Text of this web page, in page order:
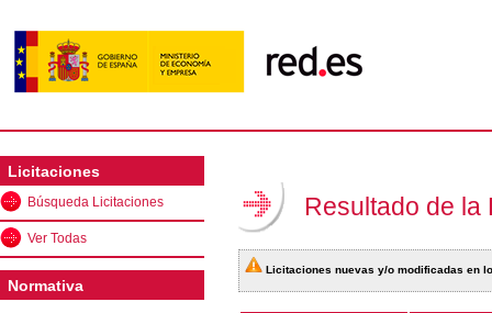
Licitaciones
Búsqueda Licitaciones
Ver Todas
Normativa
Resultado de la
Licitaciones nuevas y/o modificadas en